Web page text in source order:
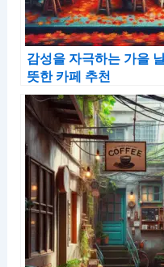
감성을 자극하는 가을
뜻한 카페 추천